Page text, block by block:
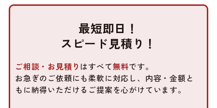
最短即日！
スピード見積り！
ご相談・お見積り はすべて無料です。
お急ぎのご依頼にも柔軟に対応し、内容・金額と
もに納得いただけるご提案を心がけています。